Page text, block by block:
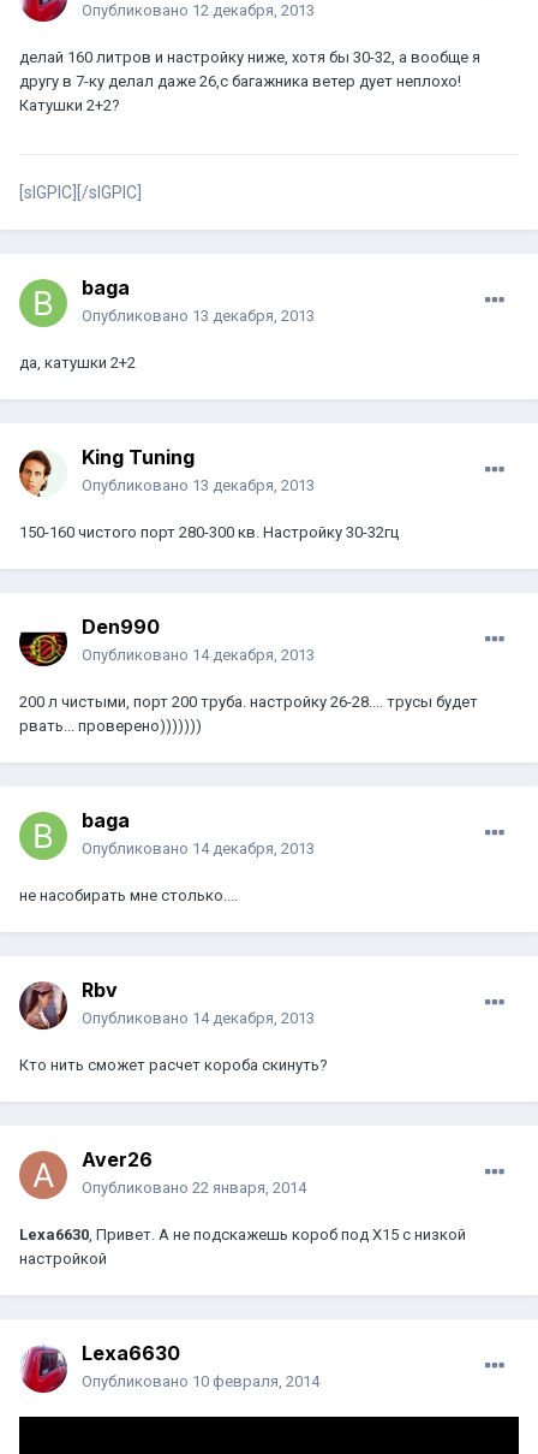
Опубликовано 12 декабря, 2013
делай 160 литров и настройку ниже, хотя бы 30-32, а вообще я
другу в 7-ку делал даже 26,с багажника ветер дует неплохо!
Катушки 2+2?
[sIGPIC][/sIGPIC]
baga
Опубликовано 13 декабря, 2013
да, катушки 2+2
King Tuning
Опубликовано 13 декабря, 2013
150-160 чистого порт 280-300 кв. Настройку 30-32гц
Den990
Опубликовано 14 декабря, 2013
200 л чистыми, порт 200 труба. настройку 26-28.... трусы будет
рвать... проверено)))))))
baga
Опубликовано 14 декабря, 2013
не насобирать мне столько....
Rbv
Опубликовано 14 декабря, 2013
Кто нить сможет расчет короба скинуть?
Aver26
Опубликовано 22 января, 2014
Lexa6630, Привет. А не подскажешь короб под Х15 с низкой
настройкой
Lexa6630
Опубликовано 10 февраля, 2014